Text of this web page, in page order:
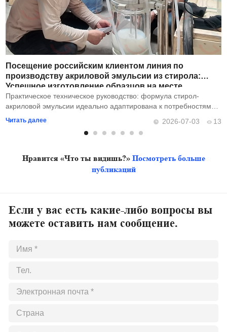
Посещение российским клиентом линия по
производству акриловой эмульсии из стирола:
Успешное изготовление образцов на месте
Практическое техническое руководство: формула стирол-
акриловой эмульсии идеально адаптирована к потребностям
Читать далее 2026-07-03 13
Нравится «Что ты видишь?» Посмотреть больше
публикаций
Если у вас есть какие-либо вопросы вы
можете оставить нам сообщение.